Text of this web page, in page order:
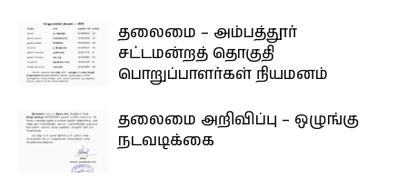
தலைமை – அம்பத்தூர்
சட்டமன்றத் தொகுதி
பொறுப்பாளர்கள் நியமனம்
தலைமை அறிவிப்பு – ஒழுங்கு
நடவடிக்கை